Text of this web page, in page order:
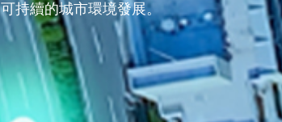
可持續的城市環境發展。